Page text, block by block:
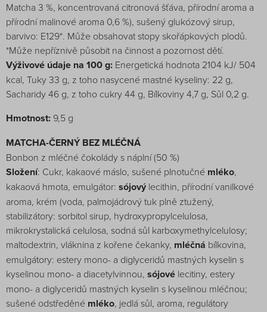
Matcha 3 %, koncentrovaná citronová šťáva, přírodní aroma a
přírodní malinové aroma 0,6 %), sušený glukózový sirup,
barvivo: E129*. Může obsahovat stopy skořápkových plodů.
*Může nepříznivě působit na činnost a pozornost dětí.
Výživové údaje na 100 g: Energetická hodnota 2104 kJ/ 504
kcal, Tuky 33 g, z toho nasycené mastné kyseliny: 22 g,
Sacharidy 46 g, z toho cukry 44 g, Bílkoviny 4,7 g, Sůl 0,2 g.
Hmotnost: 9,5 g
MATCHA-ČERNÝ BEZ MLÉČNÁ
Bonbon z mléčné čokolády s náplní (50 %)
Složení: Cukr, kakaové máslo, sušené plnotučné mléko,
kakaová hmota, emulgátor: sójový lecithin, přírodní vanilkové
aroma, krém (voda, palmojádrový tuk plně ztužený,
stabilizátory: sorbitol sirup, hydroxypropylcelulosa,
mikrokrystalická celulosa, sodná sůl karboxymethylcelulosy;
maltodextrin, vláknina z kořene čekanky, mléčná bílkovina,
emulgátory: estery mono- a diglyceridů mastných kyselin s
kyselinou mono- a diacetylvinnou, sójové lecitiny, estery
mono- a diglyceridů mastných kyselin s kyselinou mléčnou;
sušené odstředěné mléko, jedlá sůl, aroma, regulátory